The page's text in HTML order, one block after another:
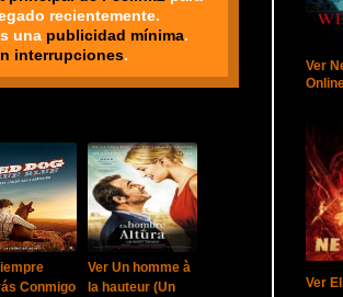
recientemente.
una publicidad mínima.
interrupciones.
Conmigo
Ver Un homme à
la hauteur (Un
Ver
Ver